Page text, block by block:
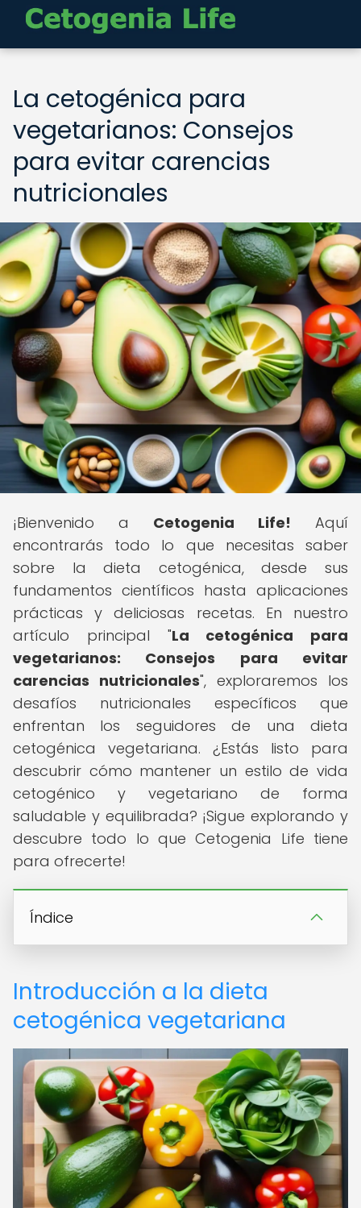
La cetogénica para
vegetarianos: Consejos
para evitar carencias
nutricionales
¡Bienvenido a Cetogenia Life! Aquí
encontrarás todo lo que necesitas saber
sobre la dieta cetogénica, desde sus
fundamentos científicos hasta aplicaciones
prácticas y deliciosas recetas. En nuestro
artículo principal "La cetogénica para
vegetarianos: Consejos para evitar
carencias nutricionales", exploraremos los
desafíos nutricionales específicos que
enfrentan los seguidores de una dieta
cetogénica vegetariana. ¿Estás listo para
descubrir cómo mantener un estilo de vida
cetogénico y vegetariano de forma
saludable y equilibrada? ¡Sigue explorando y
descubre todo lo que Cetogenia Life tiene
para ofrecerte!
Índice
Introducción a la dieta
cetogénica vegetariana